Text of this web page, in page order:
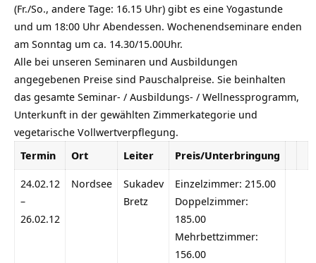
(Fr./So., andere Tage: 16.15 Uhr) gibt es eine Yogastunde
und um 18:00 Uhr Abendessen. Wochenendseminare enden
am Sonntag um ca. 14.30/15.00Uhr.
Alle bei unseren Seminaren und Ausbildungen
angegebenen Preise sind Pauschalpreise. Sie beinhalten
das gesamte Seminar- / Ausbildungs- / Wellnessprogramm,
Unterkunft in der gewählten Zimmerkategorie und
vegetarische Vollwertverpflegung.
Termin
Ort Leiter
Preis/Unterbringung
24.02.12
–
26.02.12
Nordsee
Sukadev
Bretz
Einzelzimmer: 215.00
Doppelzimmer:
185.00
Mehrbettzimmer:
156.00